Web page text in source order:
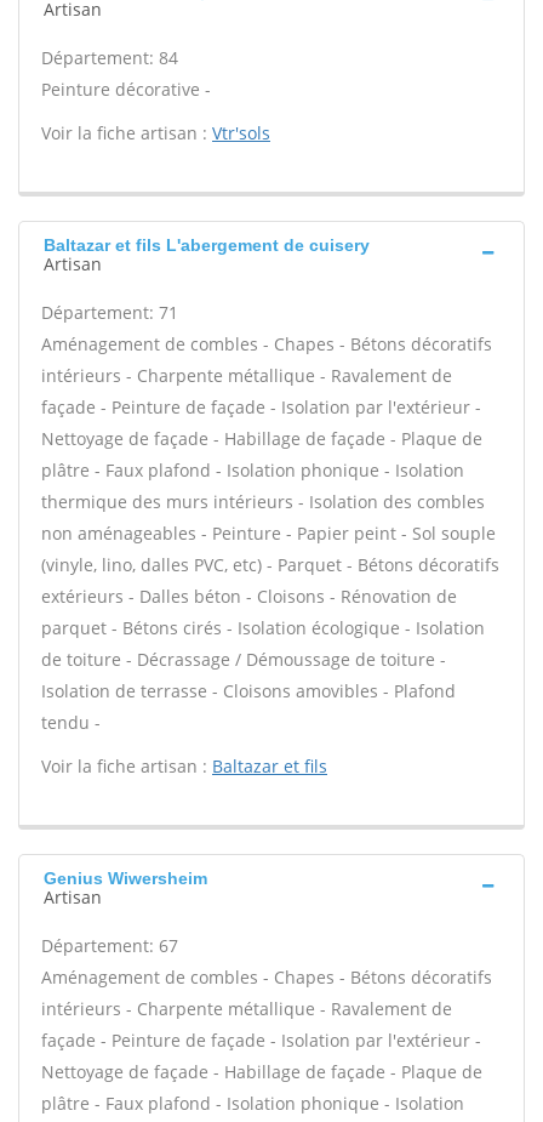
Artisan
Département: 84
Peinture décorative -
Voir la fiche artisan : Vtr'sols
Baltazar et fils L'abergement de cuisery
Artisan
Département: 71
Aménagement de combles - Chapes - Bétons décoratifs
intérieurs - Charpente métallique - Ravalement de
façade - Peinture de façade - Isolation par l'extérieur -
Nettoyage de façade - Habillage de façade - Plaque de
plâtre - Faux plafond - Isolation phonique - Isolation
thermique des murs intérieurs - Isolation des combles
non aménageables - Peinture - Papier peint - Sol souple
(vinyle, lino, dalles PVC, etc) - Parquet - Bétons décoratifs
extérieurs - Dalles béton - Cloisons - Rénovation de
parquet - Bétons cirés - Isolation écologique - Isolation
de toiture - Décrassage / Démoussage de toiture -
Isolation de terrasse - Cloisons amovibles - Plafond
tendu -
Voir la fiche artisan : Baltazar et fils
Genius Wiwersheim
Artisan
Département: 67
Aménagement de combles - Chapes - Bétons décoratifs
intérieurs - Charpente métallique - Ravalement de
façade - Peinture de façade - Isolation par l'extérieur -
Nettoyage de façade - Habillage de façade - Plaque de
plâtre - Faux plafond - Isolation phonique - Isolation